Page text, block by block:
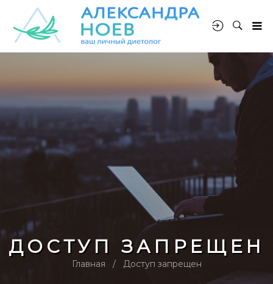
ДОСТУП ЗАПРЕЩЕН
Главная Доступ запрещен